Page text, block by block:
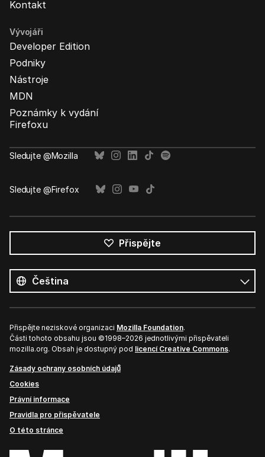
Kontakt
Vývojáři
Developer Edition
Podniky
Nástroje
MDN
Poznámky k vydání
Firefoxu
Sledujte @Mozilla
Sledujte @Firefox
Přispějte
jazyky
Jazyk
Přispějte neziskové organizaci Mozilla Foundation.
Části tohoto obsahu jsou ©1998–2026 jednotlivými přispěvateli
mozilla.org. Obsah je dostupný pod licencí Creative Commons.
Zásady ochrany osobních údajů
Cookies
Právní informace
Pravidla pro přispěvatele
O této stránce